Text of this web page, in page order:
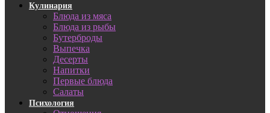
Кулинария
Блюда из мяса
Блюда из рыбы
Бутерброды
Выпечка
Десерты
Напитки
Первые блюда
Салаты
Психология